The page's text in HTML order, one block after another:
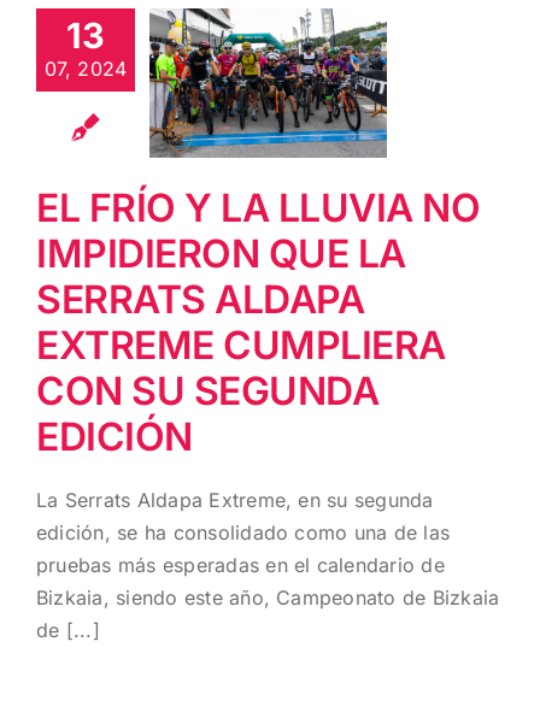
13
07, 2024
QUE LA
SERRATS
ALDAPA
EXTREME
CUMPLIERA
CON SU
SEGUNDA
EDICIÓN
EL FRÍO Y LA LLUVIA NO
IMPIDIERON QUE LA
SERRATS ALDAPA
EXTREME CUMPLIERA
CON SU SEGUNDA
EDICIÓN
La Serrats Aldapa Extreme, en su segunda
edición, se ha consolidado como una de las
pruebas más esperadas en el calendario de
Bizkaia, siendo este año, Campeonato de Bizkaia
de [...]